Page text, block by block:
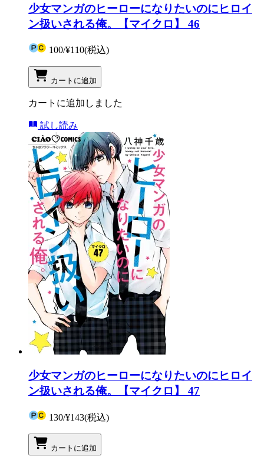
少女マンガのヒーローになりたいのにヒロイ
ン扱いされる俺。【マイクロ】 46
100/¥110(税込)
カートに追加
カートに追加しました
試し読み
少女マンガのヒーローになりたいのにヒロイ
ン扱いされる俺。【マイクロ】 47
130/¥143(税込)
カートに追加